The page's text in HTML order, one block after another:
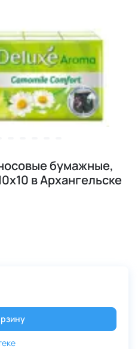
бумажные,
в Архангельске